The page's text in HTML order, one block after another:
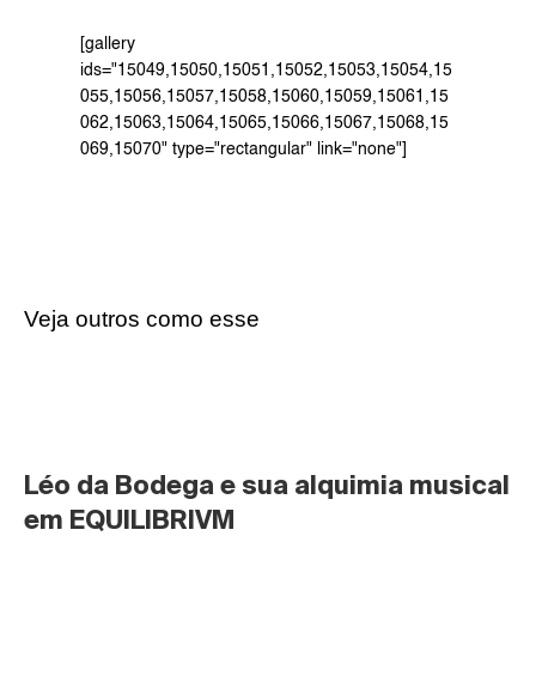
[gallery
ids="15049,15050,15051,15052,15053,15054,15
055,15056,15057,15058,15060,15059,15061,15
062,15063,15064,15065,15066,15067,15068,15
069,15070" type="rectangular" link="none"]
Veja outros como esse
Léo da Bodega e sua alquimia musical
em EQUILIBRIVM